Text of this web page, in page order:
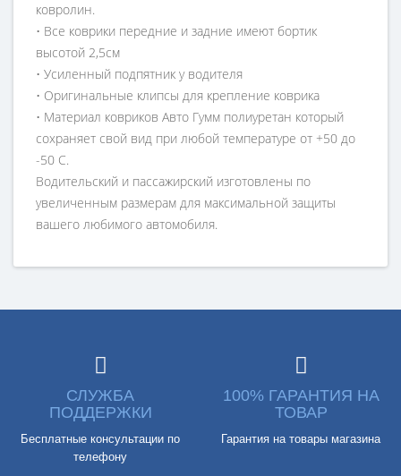
ковролин.
• Все коврики передние и задние имеют бортик
высотой 2,5см
• Усиленный подпятник у водителя
• Оригинальные клипсы для крепление коврика
• Материал ковриков Авто Гумм полиуретан который
сохраняет свой вид при любой температуре от +50 до
-50 С.
Водительский и пассажирский изготовлены по
увеличенным размерам для максимальной защиты
вашего любимого автомобиля.
СЛУЖБА
ПОДДЕРЖКИ
Бесплатные консультации по
телефону
100% ГАРАНТИЯ НА
ТОВАР
Гарантия на товары магазина